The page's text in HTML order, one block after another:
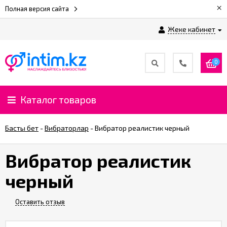
Полная версия сайта ×
Жеке кабинет
0
Каталог товаров
Басты бет -Вибраторлар -Вибратор реалистик черный
Вибратор реалистик
черный
Оставить отзыв